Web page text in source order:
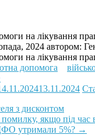
на лікування
2024 автором:
на лікування
допомога
13.11.2024
з дисконтом
якщо під час
утримали 5%? →